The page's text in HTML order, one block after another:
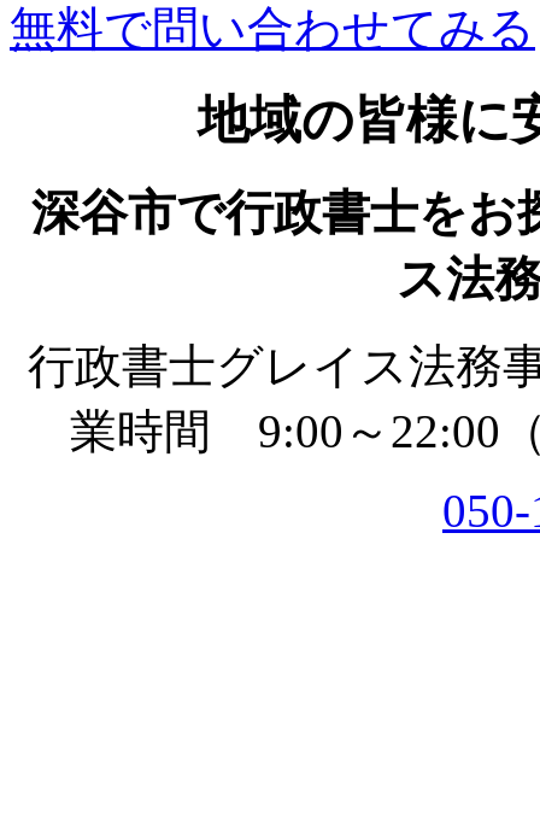
無料で問い合わせてみる
地域の皆様に
深谷市で行政書士をお
ス法
行政書士グレイス法務
業時間 9:00～22:00